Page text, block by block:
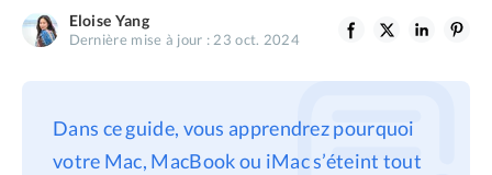
BuhoNTFS
À propos de nous
Support
Eloise Yang
Dernière mise à jour : 23 oct. 2024
Dans ce guide, vous apprendrez pourquoi
votre Mac, MacBook ou iMac s’éteint tout